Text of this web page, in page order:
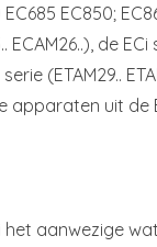
EC850;
ECAM26..), de
(ETAM29..
uit de
aanwezige